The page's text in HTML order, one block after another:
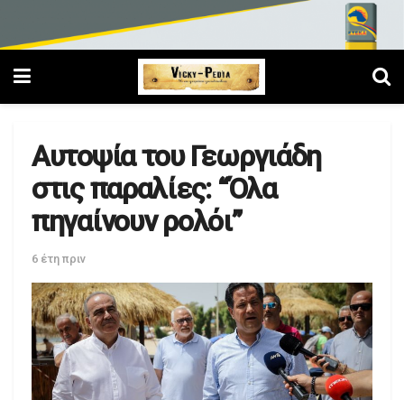
Αυτοψία του Γεωργιάδη
στις παραλίες: “Όλα
πηγαίνουν ρολόι”
6 έτη πριν